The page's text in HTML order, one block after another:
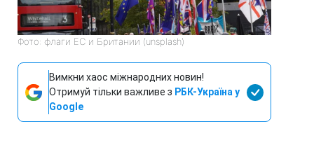
Фото: флаги ЕС и Британии (unsplash)
Вимкни хаос міжнародних новин!
Отримуй тільки важливе з РБК-Україна у
Google